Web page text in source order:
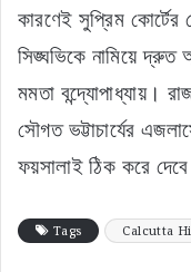
কারণেই সুপ্রিম
সিঙ্ঘভিকে নামিয়ে দ্রুত
মমতা বন্দ্যোপাধ্যায়।
সৌগত ভট্টাচার্যের
ফয়সালাই ঠিক করে
Tags Calcutta